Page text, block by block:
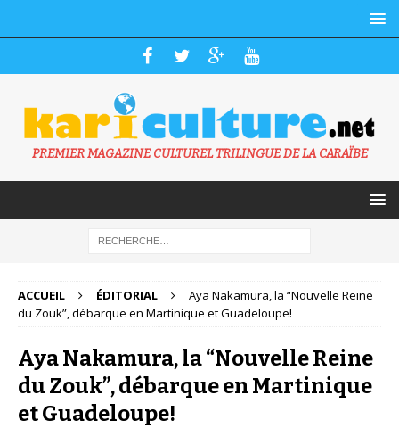
PREMIER MAGAZINE CULTUREL TRILINGUE DE LA CARAÏBE
ACCUEIL ÉDITORIAL
Aya Nakamura, la “Nouvelle Reine
du Zouk”, débarque en Martinique et Guadeloupe!
Aya Nakamura, la “Nouvelle Reine
du Zouk”, débarque en Martinique
et Guadeloupe!